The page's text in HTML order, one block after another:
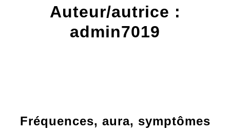
Auteur/autrice :
admin7019
Fréquences, aura, symptômes